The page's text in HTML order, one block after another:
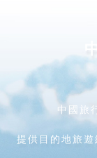
中國旅
提供目的地旅